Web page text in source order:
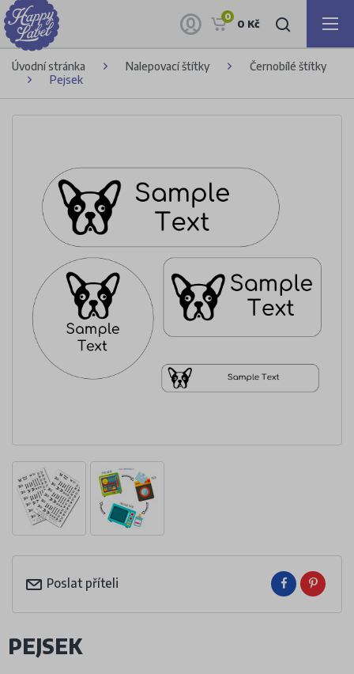
0
0 Kč
Úvodní stránka Nalepovací štítky
Černobílé štítky
Pejsek
Poslat příteli
PEJSEK